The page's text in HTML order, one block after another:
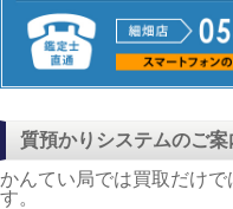
質預かりシステムのご案
かんてい局では買取だけ
す。